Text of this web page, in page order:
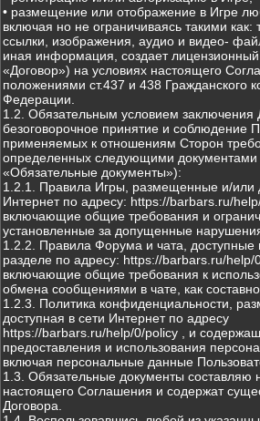
• размещение или отображение в Игре
включая но не ограничиваясь такими как:
ссылки, изображения, аудио и видео-
иная информация, создает
«Договор») на условиях настоящего
положениями ст.437 и 438 Гражданского
Федерации.
1.2. Обязательным условием заключения
безоговорочное принятие и соблюдение
применяемых к отношениям Сторон
определенных следующими документами
«Обязательные документы»):
1.2.1. Правила Игры, размещенные и/или
Интернет по адресу: https://barbars.ru/
включающие общие требования и
установленные за допущенные
1.2.2. Правила Форума и чата, доступные
разделе по адресу: https://barbars.ru/help/
включающие общие требования к
обмена сообщениями в чате, как
1.2.3. Политика конфиденциальности,
доступная в сети Интернет по адресу
https://barbars.ru/help/0/policy , и
предоставления и использования
включая персональные данные
1.3. Обязательные документы составляю
настоящего Соглашения и содержат
Договора.